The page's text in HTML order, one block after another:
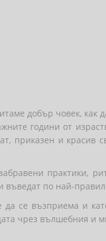
добър човек,
години от
и красив
практики,
въведат по най-
да се възприема и
чрез вълшебния и